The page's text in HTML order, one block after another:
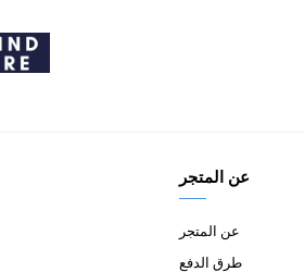
عن المتجر
عن المتجر
طرق الدفع